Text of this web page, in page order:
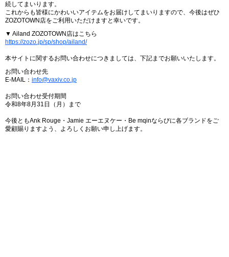
続してまいります。
これからも皆様にかわいいアイテムをお届けしてまいりますので、今後はぜひ
ZOZOTOWN店をご利用いただけますと幸いです。
▼ Ailand ZOZOTOWN店はこちら
https://zozo.jp/sp/shop/ailand/
本サイトに関するお問い合わせにつきましては、下記までお願いいたします。
お問い合わせ先
E-MAIL： info@vaxiv.co.jp
お問い合わせ受付期間
令和8年8月31日（月）まで
今後ともAnk Rouge・Jamie エーエヌケー・Be mqinならびに各ブランドをご
愛顧賜りますよう、よろしくお願い申し上げます。